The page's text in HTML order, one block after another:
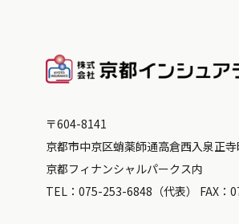
〒604-8141
京都市中京区蛸薬師通高倉西入泉正
京都フィナンシャルパークス内
TEL： 075-253-6848 （代表） FAX